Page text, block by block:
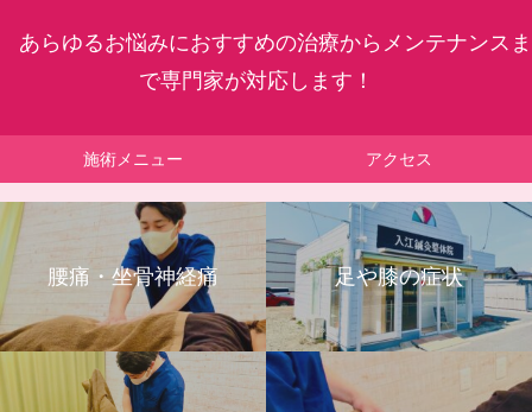
あらゆるお悩みにおすすめの治療からメンテナンスま
で専門家が対応します！
施術メニュー アクセス
腰痛・坐骨神経痛 足や膝の症状